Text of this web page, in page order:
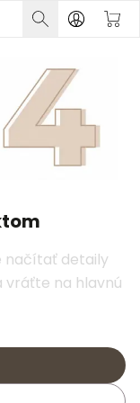
načítať detaily
vráťte na hlavnú